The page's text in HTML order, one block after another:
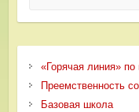
«Горячая линия»
Преемственность
Базовая школа